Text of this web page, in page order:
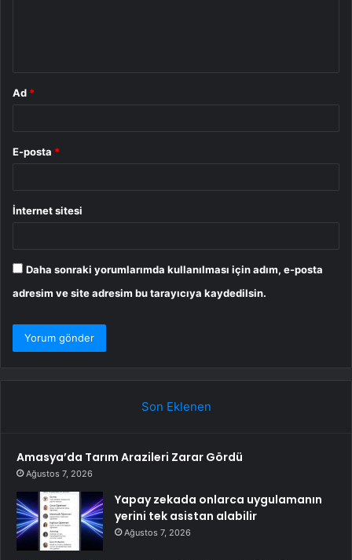
Ad *
E-posta *
İnternet sitesi
Daha sonraki yorumlarımda kullanılması için adım, e-posta
adresim ve site adresim bu tarayıcıya kaydedilsin.
Son Eklenen
Amasya’da Tarım Arazileri Zarar Gördü
Ağustos 7, 2026
Yapay zekada onlarca uygulamanın
yerini tek asistan alabilir
Ağustos 7, 2026